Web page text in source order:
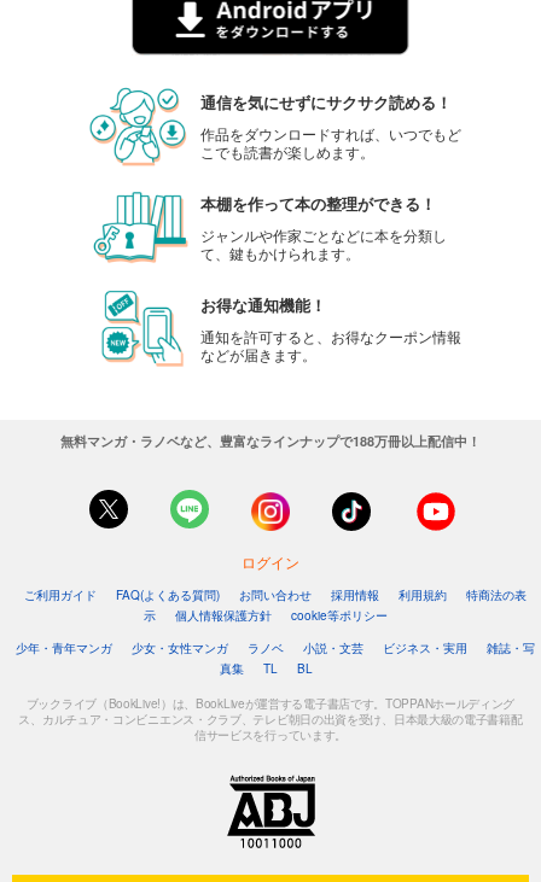
通信を気にせずにサクサク読める！
作品をダウンロードすれば、いつでもど
こでも読書が楽しめます。
本棚を作って本の整理ができる！
ジャンルや作家ごとなどに本を分類し
て、鍵もかけられます。
お得な通知機能！
通知を許可すると、お得なクーポン情報
などが届きます。
無料マンガ・ラノベなど、豊富なラインナップで188万冊以上配信中！
ログイン
ご利用ガイド FAQ(よくある質問) お問い合わせ 採用情報 利用規約
特商法の表
示
個人情報保護方針
cookie等ポリシー
少年・青年マンガ
少女・女性マンガ ラノベ 小説・文芸 ビジネス・実用
雑誌・写
真集
TL BL
ブックライブ（BookLive!）は、BookLiveが運営する電子書店です。TOPPANホールディング
ス、カルチュア・コンビニエンス・クラブ、テレビ朝日の出資を受け、日本最大級の電子書籍配
信サービスを行っています。